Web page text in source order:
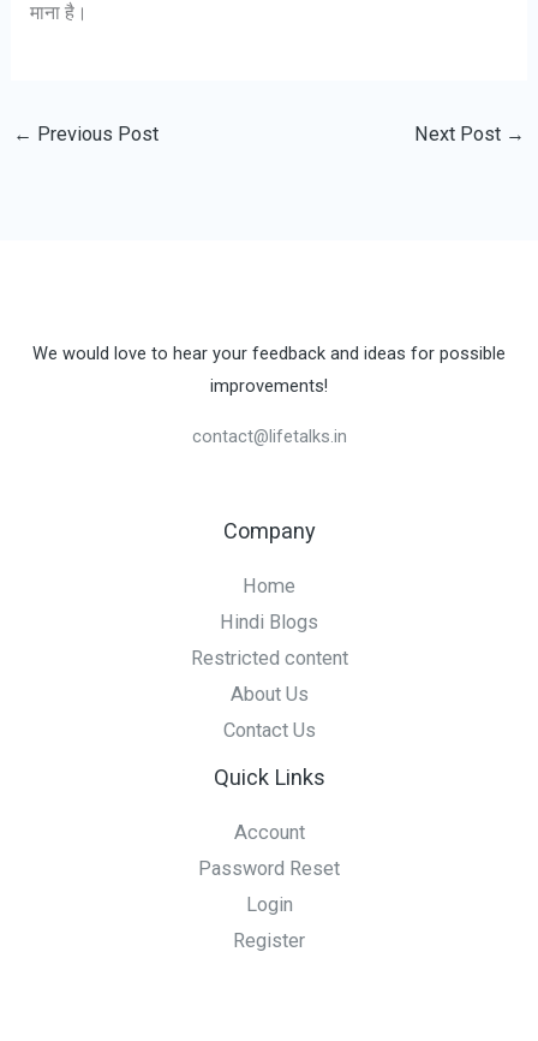
माना है।
← Previous Post Next Post →
We would love to hear your feedback and ideas for possible
improvements!
contact@lifetalks.in
Company
Home
Hindi Blogs
Restricted content
About Us
Contact Us
Quick Links
Account
Password Reset
Login
Register